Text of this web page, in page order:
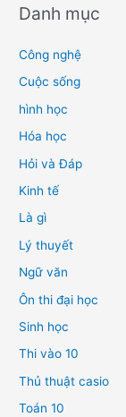
Danh mục
Công nghệ
Cuộc sống
hình học
Hóa học
Hỏi và Đáp
Kinh tế
Là gì
Lý thuyết
Ngữ văn
Ôn thi đại học
Sinh học
Thi vào 10
Thủ thuật casio
Toán 10